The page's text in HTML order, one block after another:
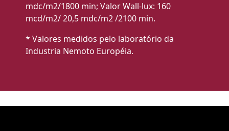
mdc/m2/1800 min; Valor Wall-lux: 160
mcd/m2/ 20,5 mdc/m2 /2100 min.
* Valores medidos pelo laboratório da
Industria Nemoto Européia.